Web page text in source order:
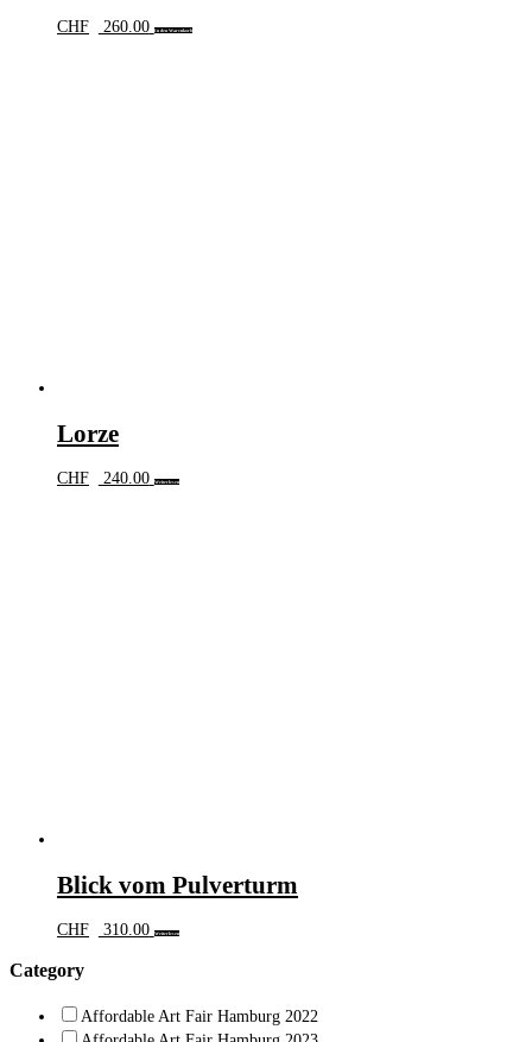
CHF 260.00 In den Warenkorb
Lorze
CHF 240.00 Weiterlesen
Blick vom Pulverturm
CHF 310.00 Weiterlesen
Category
Affordable Art Fair Hamburg 2022